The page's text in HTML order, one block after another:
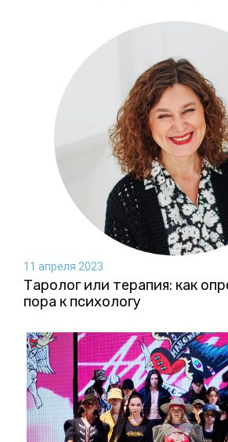
11 апреля 2023
Таролог или терапия: как
пора к психологу